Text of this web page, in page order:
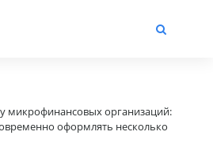
микрофинансовых организаций:
оформлять несколько